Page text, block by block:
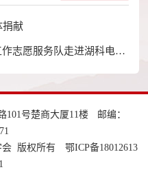
捐献
志愿服务队走进湖科电信
101号楚商大厦11楼
邮编：
会 版权所有
鄂ICP备18012613